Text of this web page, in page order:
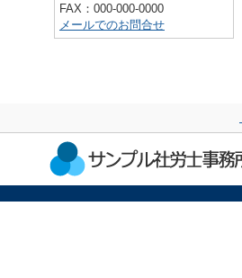
FAX：000-000-0000
メールでのお問合せ